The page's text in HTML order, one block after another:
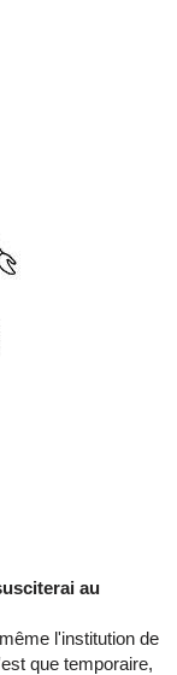
au
l'institution de
que temporaire,